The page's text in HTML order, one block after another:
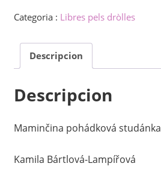
de
Maminčina
studánka
Categoria : Libres pels dròlles
Descripcion
Descripcion
Maminčina pohádková studánka
Kamila Bártlová-Lampířová